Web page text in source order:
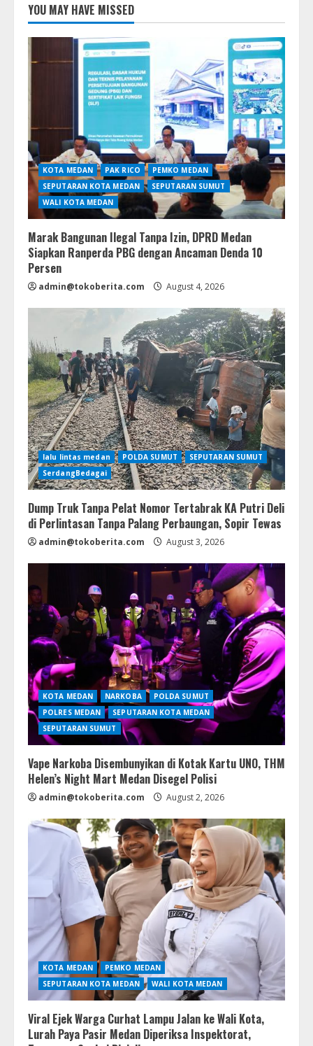
YOU MAY HAVE MISSED
KOTA MEDAN PAK RICO
PEMKO MEDAN
SEPUTARAN KOTA MEDAN
SEPUTARAN SUMUT
WALI KOTA MEDAN
Marak Bangunan Ilegal Tanpa Izin, DPRD Medan
Siapkan Ranperda PBG dengan Ancaman Denda 10
Persen
admin@tokoberita.com August 4, 2026
lalu lintas medan POLDA SUMUT
SEPUTARAN SUMUT
SerdangBedagai
Dump Truk Tanpa Pelat Nomor Tertabrak KA Putri Deli
di Perlintasan Tanpa Palang Perbaungan, Sopir Tewas
admin@tokoberita.com August 3, 2026
KOTA MEDAN NARKOBA
POLDA SUMUT
POLRES MEDAN
SEPUTARAN KOTA MEDAN
SEPUTARAN SUMUT
Vape Narkoba Disembunyikan di Kotak Kartu UNO, THM
Helen’s Night Mart Medan Disegel Polisi
admin@tokoberita.com August 2, 2026
KOTA MEDAN
PEMKO MEDAN
SEPUTARAN KOTA MEDAN
WALI KOTA MEDAN
Viral Ejek Warga Curhat Lampu Jalan ke Wali Kota,
Lurah Paya Pasir Medan Diperiksa Inspektorat,